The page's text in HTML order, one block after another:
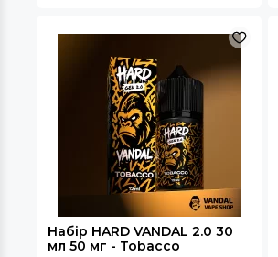
Набір HARD VANDAL 2.0 30
мл 50 мг - Tobacco